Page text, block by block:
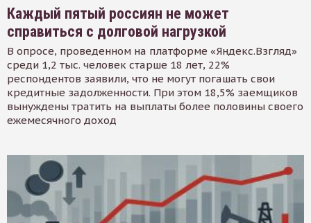
Каждый пятый россиян не может
справиться с долговой нагрузкой
В опросе, проведенном на платформе «Яндекс.Взгляд»
среди 1,2 тыс. человек старше 18 лет, 22%
респондентов заявили, что не могут погашать свои
кредитные задолженности. При этом 18,5% заемщиков
вынуждены тратить на выплаты более половины своего
ежемесячного доход